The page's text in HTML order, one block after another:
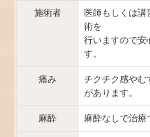
施術者
医師もしくは講
術を
行いますので安
す。
痛み
チクチク感やむ
があります。
麻酔 麻酔なしで治療